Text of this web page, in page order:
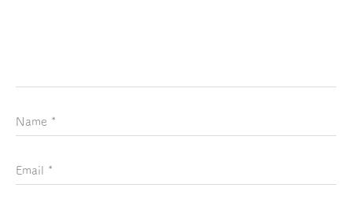
Name *
Email *